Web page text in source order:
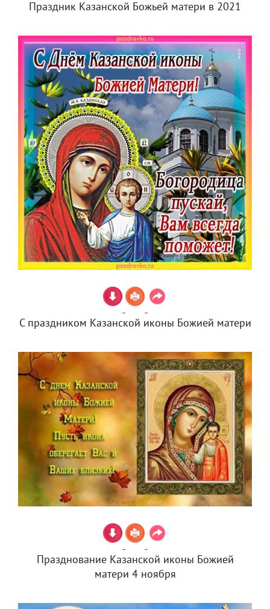
Праздник Казанской Божьей матери в 2021
С праздником Казанской иконы Божией матери
Празднование Казанской иконы Божией
матери 4 ноября